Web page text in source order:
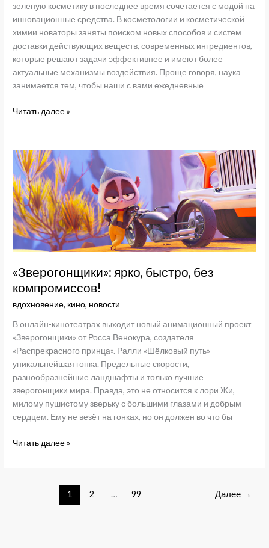
зеленую косметику в последнее время сочетается с модой на
инновационные средства. В косметологии и косметической
химии новаторы заняты поиском новых способов и систем
доставки действующих веществ, современных ингредиентов,
которые решают задачи эффективнее и имеют более
актуальные механизмы воздействия. Проще говоря, наука
занимается тем, чтобы наши с вами ежедневные
Что
пептиды
в
косметике
Читать далее »
«Зверогонщики»: ярко, быстро, без
компромиссов!
вдохновение, кино, новости
В онлайн-кинотеатрах выходит новый анимационный проект
«Зверогонщики» от Росса Венокура, создателя
«Распрекрасного принца». Ралли «Шёлковый путь» —
уникальнейшая гонка. Предельные скорости,
разнообразнейшие ландшафты и только лучшие
зверогонщики мира. Правда, это не относится к лори Жи,
милому пушистому зверьку с большими глазами и добрым
сердцем. Ему не везёт на гонках, но он должен во что бы
«Зверогонщики»:
компромиссов!
Читать далее »
1 2 … 99 Далее →